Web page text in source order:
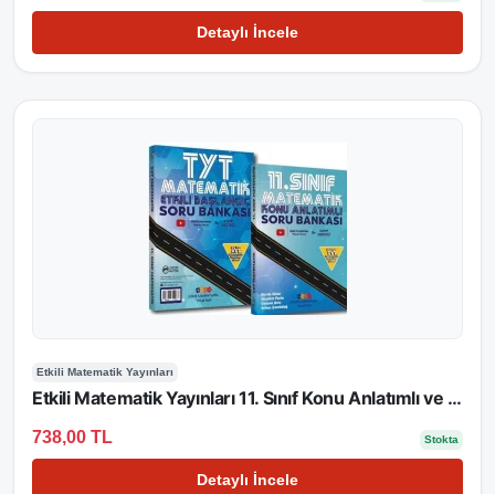
Detaylı İncele
Etkili Matematik Yayınları
Etkili Matematik Yayınları 11. Sınıf Konu Anlatımlı ve TYT Matematik Soru Bankası
738,00 TL Stokta
Detaylı İncele